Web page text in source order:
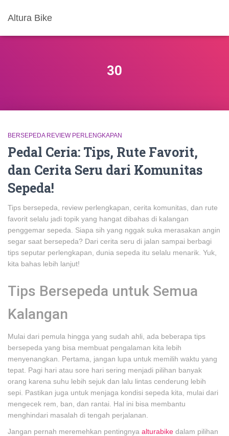
Altura Bike
30
BERSEPEDA REVIEW PERLENGKAPAN
Pedal Ceria: Tips, Rute Favorit,
dan Cerita Seru dari Komunitas
Sepeda!
Tips bersepeda, review perlengkapan, cerita komunitas, dan rute
favorit selalu jadi topik yang hangat dibahas di kalangan
penggemar sepeda. Siapa sih yang nggak suka merasakan angin
segar saat bersepeda? Dari cerita seru di jalan sampai berbagi
tips seputar perlengkapan, dunia sepeda itu selalu menarik. Yuk,
kita bahas lebih lanjut!
Tips Bersepeda untuk Semua
Kalangan
Mulai dari pemula hingga yang sudah ahli, ada beberapa tips
bersepeda yang bisa membuat pengalaman kita lebih
menyenangkan. Pertama, jangan lupa untuk memilih waktu yang
tepat. Pagi hari atau sore hari sering menjadi pilihan banyak
orang karena suhu lebih sejuk dan lalu lintas cenderung lebih
sepi. Pastikan juga untuk menjaga kondisi sepeda kita, mulai dari
mengecek rem, ban, dan rantai. Hal ini bisa membantu
menghindari masalah di tengah perjalanan.
Jangan pernah meremehkan pentingnya alturabike dalam pilihan